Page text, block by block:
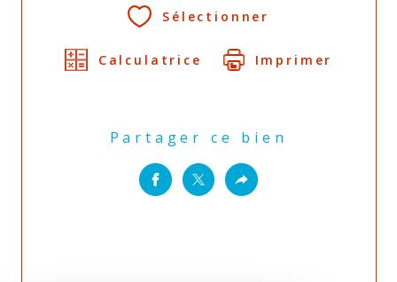
Sélectionner
Calculatrice Imprimer
Partager ce bien